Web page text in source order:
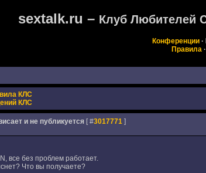
sextalk.ru – Клуб Любителей
Конференции·
Правила ·
КЛС
КЛС
и не публикуется [ #3017771]
все без проблем работает.
Что вы получаете?